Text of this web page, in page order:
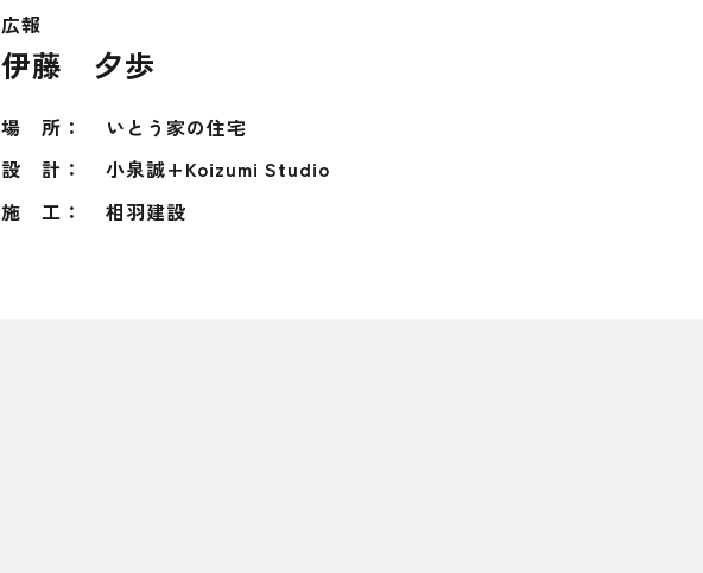
広報
伊藤 夕歩
場 所：
いとう家の住宅
設 計：
小泉誠+Koizumi Studio
施 工：
相羽建設